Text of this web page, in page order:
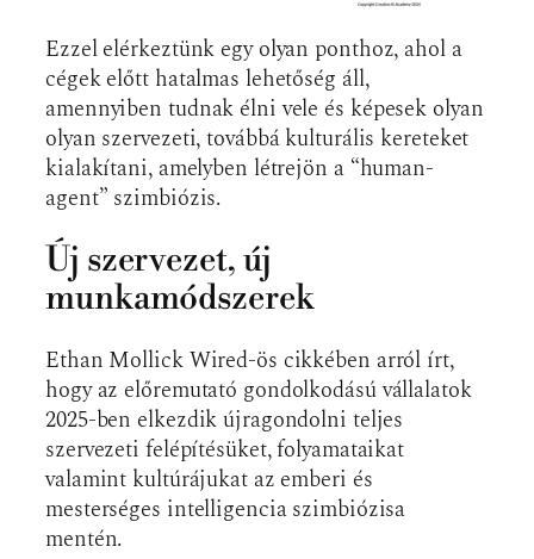
Ezzel elérkeztünk egy olyan ponthoz, ahol a
cégek előtt hatalmas lehetőség áll,
amennyiben tudnak élni vele és képesek olyan
olyan szervezeti, továbbá kulturális kereteket
kialakítani, amelyben létrejön a “human-
agent” szimbiózis.
Új szervezet, új
munkamódszerek
Ethan Mollick Wired-ös cikkében arról írt,
hogy az előremutató gondolkodású vállalatok
2025-ben elkezdik újragondolni teljes
szervezeti felépítésüket, folyamataikat
valamint kultúrájukat az emberi és
mesterséges intelligencia szimbiózisa
mentén.